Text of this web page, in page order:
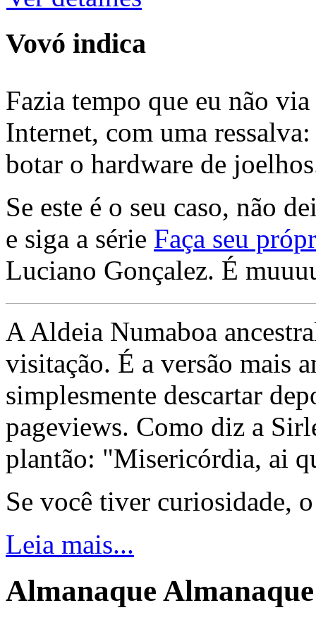
Vovó indica
Fazia tempo que eu não
Internet, com uma
botar o hardware de
Se este é o seu caso, não
e siga a série Faça seu
Luciano Gonçalez. É
A Aldeia Numaboa
visitação. É a versão mais
simplesmente descartar
pageviews. Como diz a
plantão: "Misericórdia, ai
Se você tiver curiosidade,
Leia mais...
Almanaque